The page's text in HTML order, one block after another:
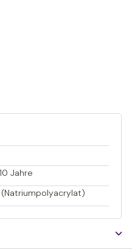
Jahre
(Natriumpolyacrylat)